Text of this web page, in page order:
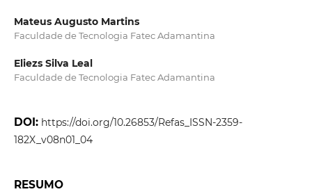
Mateus Augusto Martins
Faculdade de Tecnologia Fatec Adamantina
Eliezs Silva Leal
Faculdade de Tecnologia Fatec Adamantina
DOI: https://doi.org/10.26853/Refas_ISSN-2359-
182X_v08n01_04
RESUMO